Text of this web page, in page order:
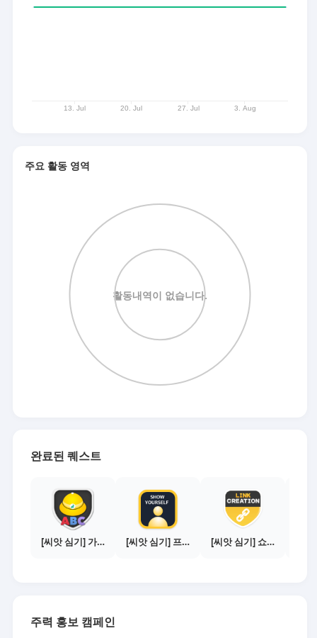
주요 활동 영역
완료된 퀘스트
[씨앗 심기] 가이드보기 - 매체별 활동 가이드 [씨앗 심기] 프로필 사진 등록하기 [씨앗 심기] 쇼핑몰 링크 발급하기 - 제휴몰 10곳
주력 홍보 캠페인